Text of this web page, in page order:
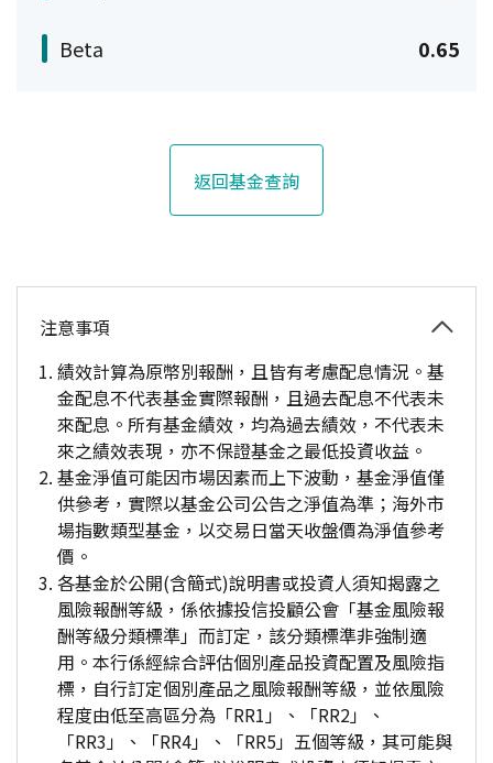
Beta 0.65
返回基金查詢
注意事項
績效計算為原幣別報酬，且皆有考慮配息情況。基
金配息不代表基金實際報酬，且過去配息不代表未
來配息。所有基金績效，均為過去績效，不代表未
來之績效表現，亦不保證基金之最低投資收益。
基金淨值可能因市場因素而上下波動，基金淨值僅
供參考，實際以基金公司公告之淨值為準；海外市
場指數類型基金，以交易日當天收盤價為淨值參考
價。
各基金於公開(含簡式)說明書或投資人須知揭露之
風險報酬等級，係依據投信投顧公會「基金風險報
酬等級分類標準」而訂定，該分類標準非強制適
用。本行係經綜合評估個別產品投資配置及風險指
標，自行訂定個別產品之風險報酬等級，並依風險
程度由低至高區分為「RR1」、「RR2」、
「RR3」、「RR4」、「RR5」五個等級，其可能與